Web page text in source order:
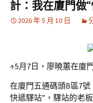
計：我在廈門做
2026 年 5 月 10 日
↑5月7日，廖曉蕙在廈
在廈門五通碼頭B區7
快遞驛站”，驛站的老